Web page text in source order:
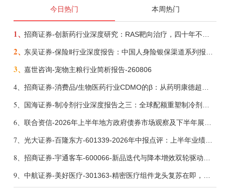
今日热门 本周热门
1、
2、
3、嘉世咨询-宠物主粮行业简析报告-260806
4、
5、
6、
7、 光大证券-百隆东方-601339-2026年中报点评：上半年业绩表现高增，国内外产能均有亮眼表现-260807
8、
9、